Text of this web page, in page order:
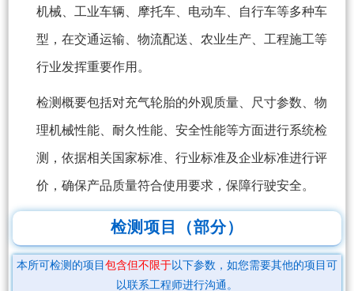
机械、工业车辆、摩托车、电动车、自行车等多种车
型，在交通运输、物流配送、农业生产、工程施工等
行业发挥重要作用。
检测概要包括对充气轮胎的外观质量、尺寸参数、物
理机械性能、耐久性能、安全性能等方面进行系统检
测，依据相关国家标准、行业标准及企业标准进行评
价，确保产品质量符合使用要求，保障行驶安全。
检测项目（部分）
本所可检测的项目 包含但不限于以下参数，如您需要其他的项目可
以联系工程师进行沟通。